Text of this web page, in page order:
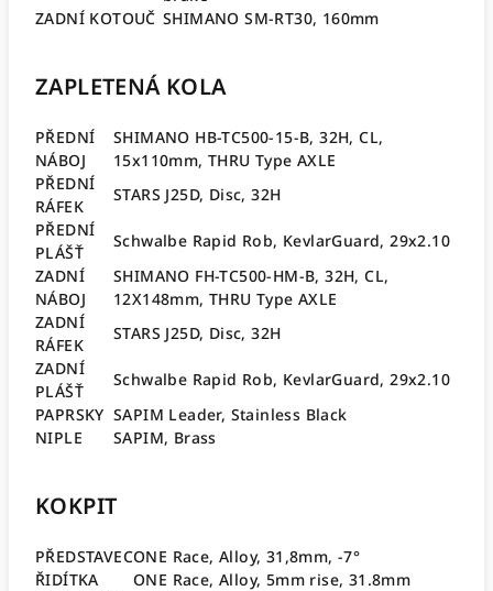
ZADNÍ KOTOUČ SHIMANO SM-RT30, 160mm
ZAPLETENÁ KOLA
PŘEDNÍ
NÁBOJ
SHIMANO HB-TC500-15-B, 32H, CL,
15x110mm, THRU Type AXLE
PŘEDNÍ
RÁFEK
STARS J25D, Disc, 32H
PŘEDNÍ
PLÁŠŤ
Schwalbe Rapid Rob, KevlarGuard, 29x2.10
ZADNÍ
NÁBOJ
SHIMANO FH-TC500-HM-B, 32H, CL,
12X148mm, THRU Type AXLE
ZADNÍ
RÁFEK
STARS J25D, Disc, 32H
ZADNÍ
PLÁŠŤ
Schwalbe Rapid Rob, KevlarGuard, 29x2.10
PAPRSKY SAPIM Leader, Stainless Black
NIPLE
SAPIM, Brass
KOKPIT
PŘEDSTAVECONE Race, Alloy, 31,8mm, -7°
ŘIDÍTKA
ONE Race, Alloy, 5mm rise, 31.8mm